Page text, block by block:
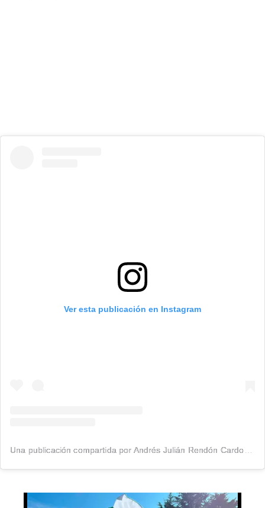
Ver esta publicación en Instagram